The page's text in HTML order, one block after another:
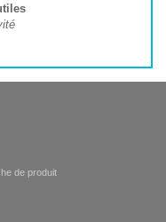
de produit